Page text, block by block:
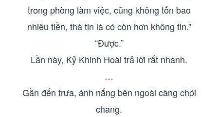
trong phòng làm việc, cũng không tốn bao
nhiêu tiền, thà tin là có còn hơn không tin.”
“Được.”
Lần này, Kỷ Khinh Hoài trả lời rất nhanh.
…
Gần đến trưa, ánh nắng bên ngoài càng chói
chang.